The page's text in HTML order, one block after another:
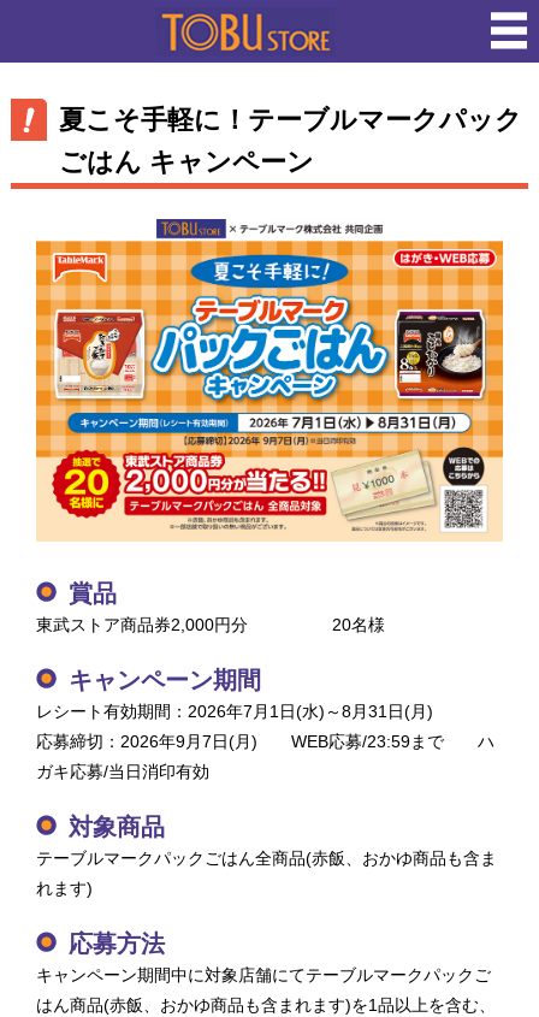
夏こそ手軽に！テーブルマークパック
ごはん キャンペーン
賞品
東武ストア商品券2,000円分 20名様
キャンペーン期間
レシート有効期間：2026年7月1日(水)～8月31日(月)
応募締切：2026年9月7日(月) WEB応募/23:59まで ハ
ガキ応募/当日消印有効
対象商品
テーブルマークパックごはん全商品(赤飯、おかゆ商品も含ま
れます)
応募方法
キャンペーン期間中に対象店舗にてテーブルマークパックご
はん商品(赤飯、おかゆ商品も含まれます)を1品以上を含む、